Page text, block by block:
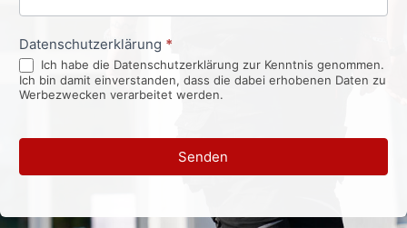
Datenschutzerklärung *
Ich habe die Datenschutzerklärung zur Kenntnis genommen.
Ich bin damit einverstanden, dass die dabei erhobenen Daten zu
Werbezwecken verarbeitet werden.
Senden